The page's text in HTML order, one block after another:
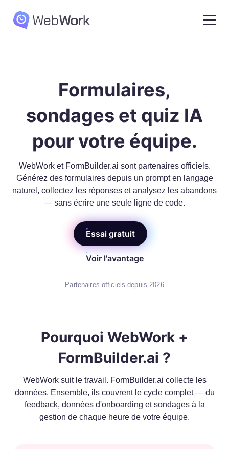
Formulaires,
sondages et quiz IA
pour votre équipe.
WebWork et FormBuilder.ai sont partenaires officiels.
Générez des formulaires depuis un prompt en langage
naturel, collectez les réponses et analysez les abandons
— sans écrire une seule ligne de code.
Essai gratuit
Voir l'avantage
Partenaires officiels depuis 2026
Pourquoi WebWork +
FormBuilder.ai ?
WebWork suit le travail. FormBuilder.ai collecte les
données. Ensemble, ils couvrent le cycle complet — du
feedback, données d'onboarding et sondages à la
gestion de chaque heure de votre équipe.